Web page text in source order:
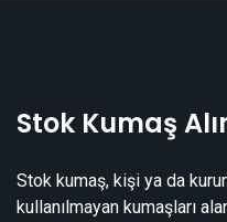
Stok Kumaş
Stok kumaş, kişi ya da
kullanılmayan kumaşları